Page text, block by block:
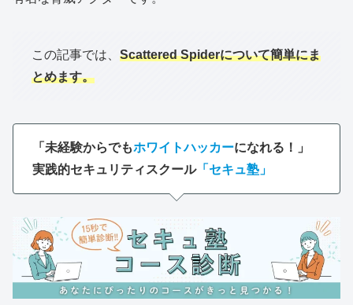
この記事では、 Scattered Spiderについて簡単にま
とめます。
「未経験からでもホワイトハッカーになれる！」
実践的セキュリティスクール「セキュ塾」